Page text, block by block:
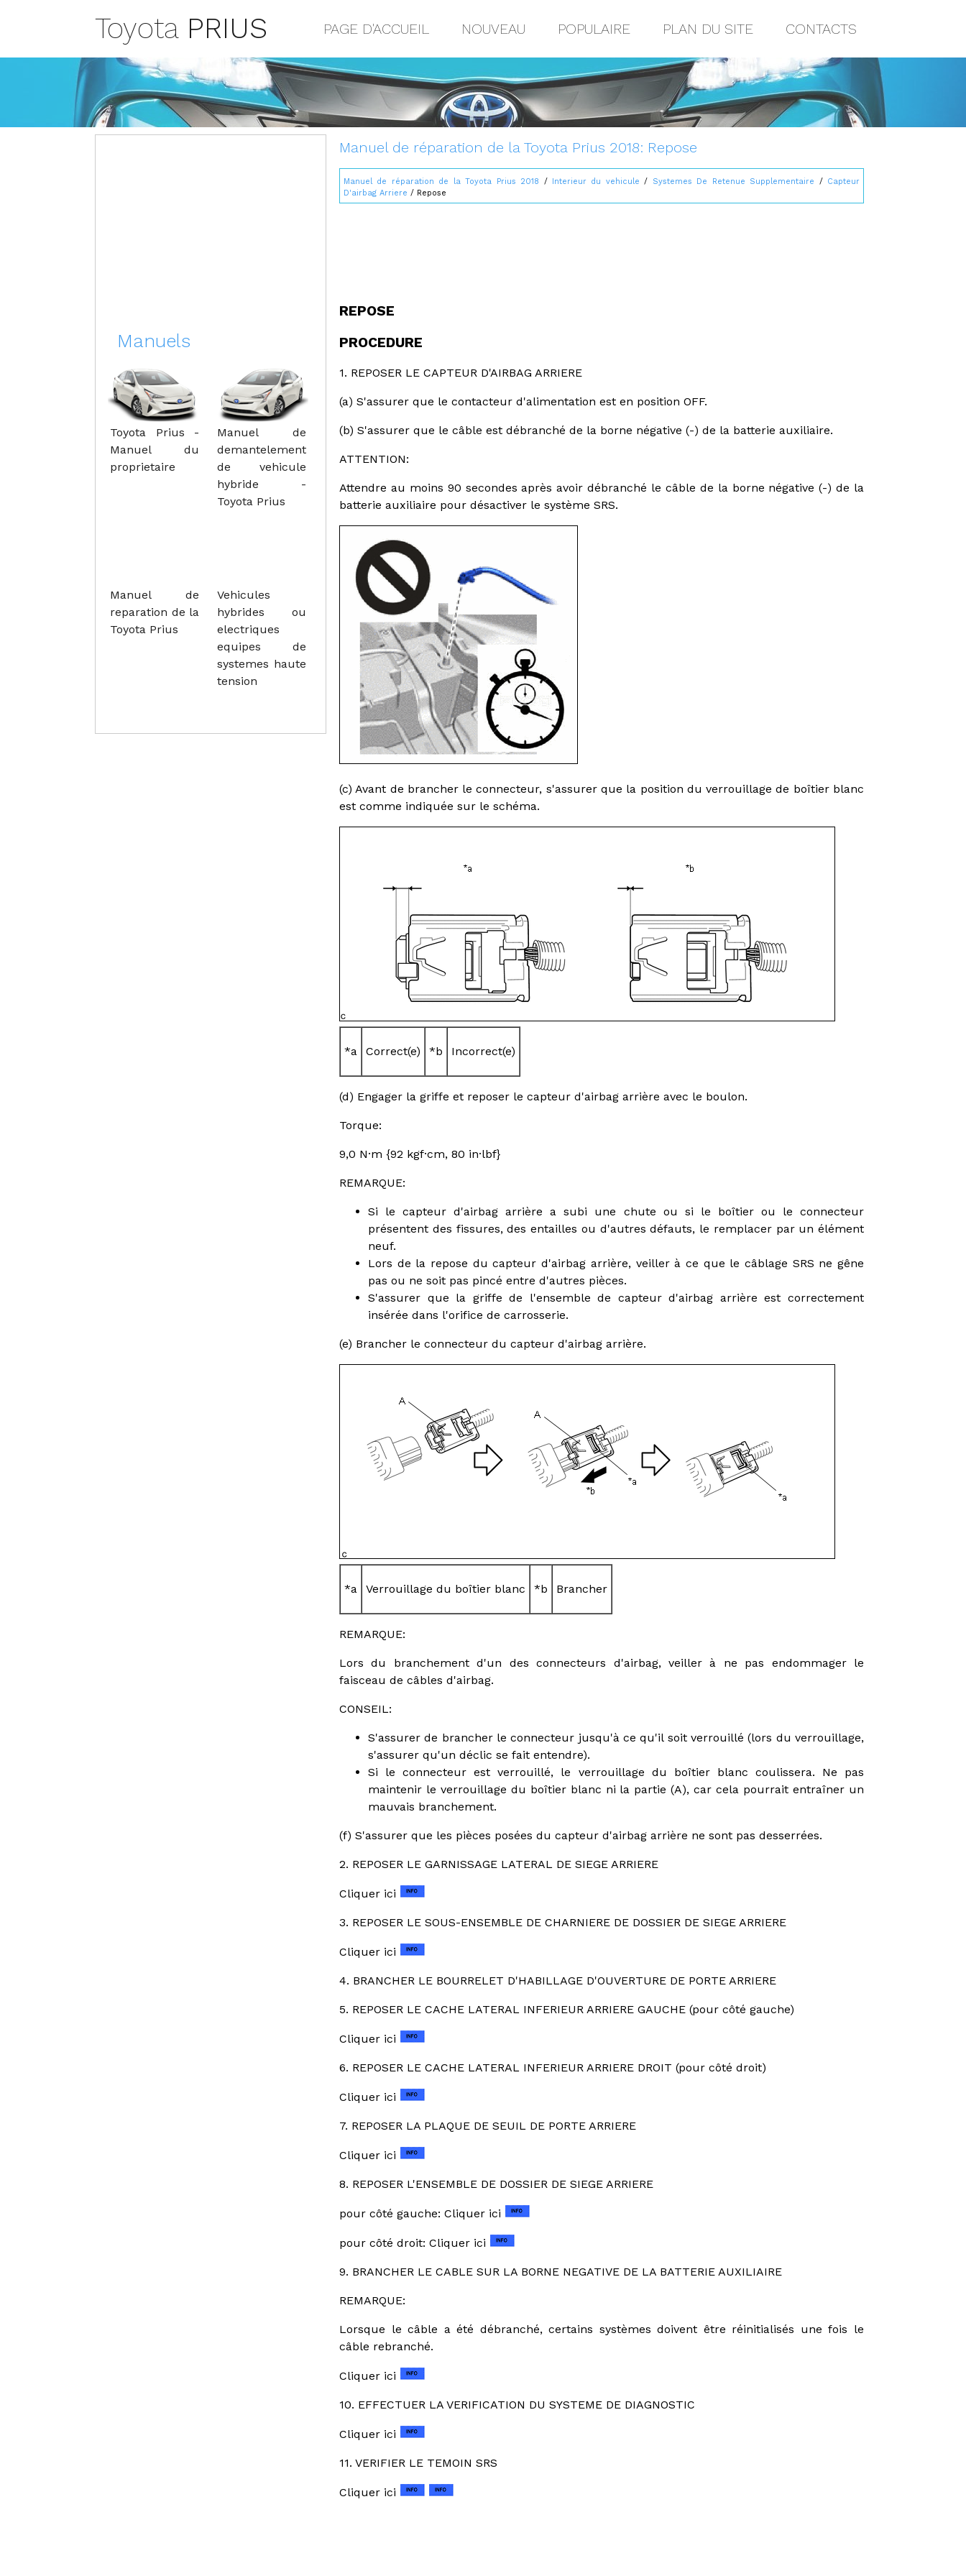
Toyota PRIUS PAGE D'ACCUEIL NOUVEAU POPULAIRE PLAN DU SITE CONTACTS
Manuel de réparation de la Toyota Prius 2018: Repose
Manuel de réparation de la Toyota Prius 2018 / Interieur du vehicule / Systemes De Retenue Supplementaire / Capteur
D'airbag Arriere / Repose
REPOSE
PROCEDURE
1. REPOSER LE CAPTEUR D'AIRBAG ARRIERE
(a) S'assurer que le contacteur d'alimentation est en position OFF.
(b) S'assurer que le câble est débranché de la borne négative (-) de la batterie auxiliaire.
ATTENTION:
Attendre au moins 90 secondes après avoir débranché le câble de la borne négative (-) de la
batterie auxiliaire pour désactiver le système SRS.
(c) Avant de brancher le connecteur, s'assurer que la position du verrouillage de boîtier blanc
est comme indiquée sur le schéma.
*a Correct(e) *b Incorrect(e)
(d) Engager la griffe et reposer le capteur d'airbag arrière avec le boulon.
Torque:
9,0 N·m {92 kgf·cm, 80 in·lbf}
REMARQUE:
Si le capteur d'airbag arrière a subi une chute ou si le boîtier ou le connecteur
présentent des fissures, des entailles ou d'autres défauts, le remplacer par un élément
neuf.
Lors de la repose du capteur d'airbag arrière, veiller à ce que le câblage SRS ne gêne
pas ou ne soit pas pincé entre d'autres pièces.
S'assurer que la griffe de l'ensemble de capteur d'airbag arrière est correctement
insérée dans l'orifice de carrosserie.
(e) Brancher le connecteur du capteur d'airbag arrière.
*a Verrouillage du boîtier blanc *b Brancher
REMARQUE:
Lors du branchement d'un des connecteurs d'airbag, veiller à ne pas endommager le
faisceau de câbles d'airbag.
CONSEIL:
S'assurer de brancher le connecteur jusqu'à ce qu'il soit verrouillé (lors du verrouillage,
s'assurer qu'un déclic se fait entendre).
Si le connecteur est verrouillé, le verrouillage du boîtier blanc coulissera. Ne pas
maintenir le verrouillage du boîtier blanc ni la partie (A), car cela pourrait entraîner un
mauvais branchement.
(f) S'assurer que les pièces posées du capteur d'airbag arrière ne sont pas desserrées.
2. REPOSER LE GARNISSAGE LATERAL DE SIEGE ARRIERE
Cliquer ici
3. REPOSER LE SOUS-ENSEMBLE DE CHARNIERE DE DOSSIER DE SIEGE ARRIERE
Cliquer ici
4. BRANCHER LE BOURRELET D'HABILLAGE D'OUVERTURE DE PORTE ARRIERE
5. REPOSER LE CACHE LATERAL INFERIEUR ARRIERE GAUCHE (pour côté gauche)
Cliquer ici
6. REPOSER LE CACHE LATERAL INFERIEUR ARRIERE DROIT (pour côté droit)
Cliquer ici
7. REPOSER LA PLAQUE DE SEUIL DE PORTE ARRIERE
Cliquer ici
8. REPOSER L'ENSEMBLE DE DOSSIER DE SIEGE ARRIERE
pour côté gauche: Cliquer ici
pour côté droit: Cliquer ici
9. BRANCHER LE CABLE SUR LA BORNE NEGATIVE DE LA BATTERIE AUXILIAIRE
REMARQUE:
Lorsque le câble a été débranché, certains systèmes doivent être réinitialisés une fois le
câble rebranché.
Cliquer ici
10. EFFECTUER LA VERIFICATION DU SYSTEME DE DIAGNOSTIC
Cliquer ici
11. VERIFIER LE TEMOIN SRS
Cliquer ici
Manuels
Toyota Prius -
Manuel du
proprietaire
Manuel de
demantelement
de vehicule
hybride -
Toyota Prius
Manuel de
reparation de la
Toyota Prius
Vehicules
hybrides ou
electriques
equipes de
systemes haute
tension